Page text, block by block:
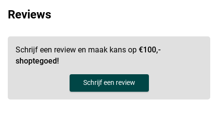
Reviews
Schrijf een review en maak kans op €100,-
shoptegoed!
Schrijf een review